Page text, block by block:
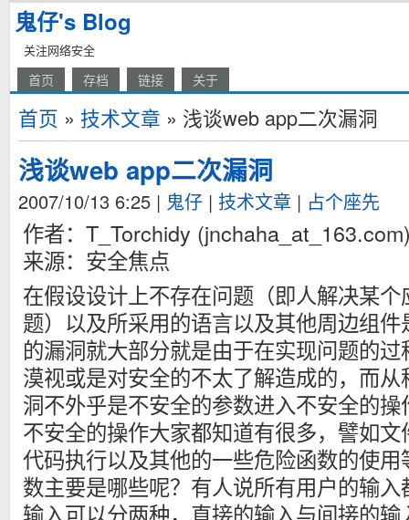
鬼仔's Blog
关注网络安全
首页 存档 链接 关于
首页 » 技术文章 » 浅谈web app二次漏洞
浅谈web app二次漏洞
2007/10/13 6:25 | 鬼仔 | 技术文章 | 占个座先
作者：T_Torchidy
来源：安全焦点
在假设设计上不存在问题（即人解决某
题）以及所采用的语言以及其他周边组
的漏洞就大部分就是由于在实现问题的
漠视或是对安全的不太了解造成的，而
洞不外乎是不安全的参数进入不安全的
不安全的操作大家都知道有很多，譬如
代码执行以及其他的一些危险函数的使
数主要是哪些呢？有人说所有用户的输
输入可以分两种，直接的输入与间接的